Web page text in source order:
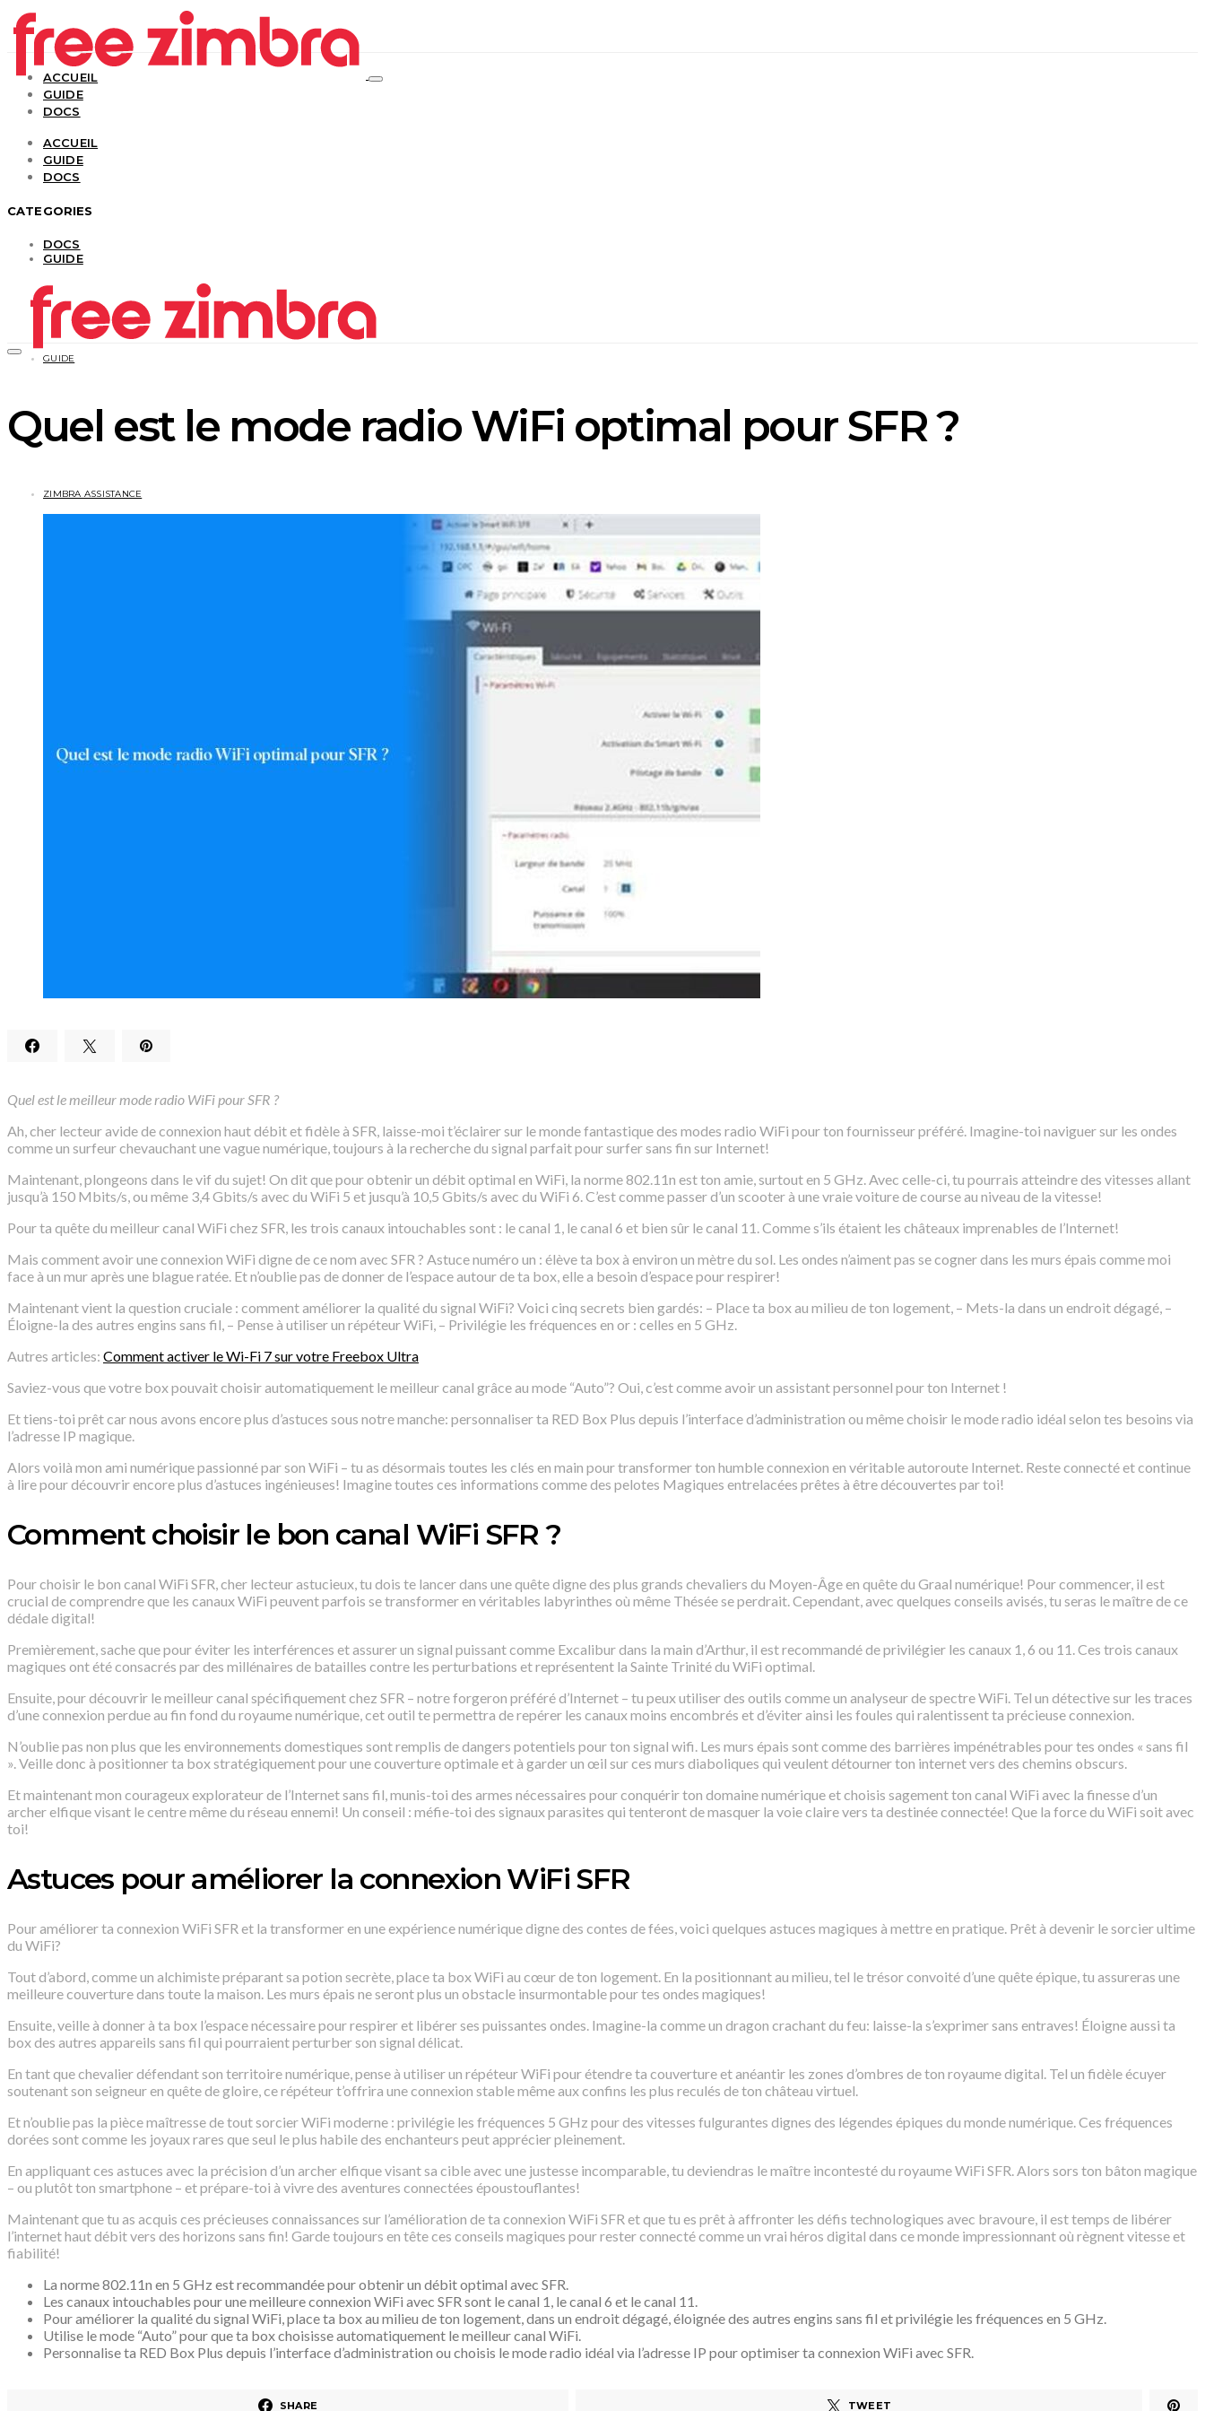
ACCUEIL
GUIDE
DOCS
ACCUEIL
GUIDE
DOCS
CATEGORIES
DOCS
GUIDE
GUIDE
Quel est le mode radio WiFi optimal pour SFR ?
ZIMBRA ASSISTANCE
Quel est le meilleur mode radio WiFi pour SFR ?
Ah, cher lecteur avide de connexion haut débit et fidèle à SFR, laisse-moi t’éclairer sur le monde fantastique des modes radio WiFi pour ton fournisseur préféré. Imagine-toi naviguer sur les ondes
comme un surfeur chevauchant une vague numérique, toujours à la recherche du signal parfait pour surfer sans fin sur Internet!
Maintenant, plongeons dans le vif du sujet! On dit que pour obtenir un débit optimal en WiFi, la norme 802.11n est ton amie, surtout en 5 GHz. Avec celle-ci, tu pourrais atteindre des vitesses allant
jusqu’à 150 Mbits/s, ou même 3,4 Gbits/s avec du WiFi 5 et jusqu’à 10,5 Gbits/s avec du WiFi 6. C’est comme passer d’un scooter à une vraie voiture de course au niveau de la vitesse!
Pour ta quête du meilleur canal WiFi chez SFR, les trois canaux intouchables sont : le canal 1, le canal 6 et bien sûr le canal 11. Comme s’ils étaient les châteaux imprenables de l’Internet!
Mais comment avoir une connexion WiFi digne de ce nom avec SFR ? Astuce numéro un : élève ta box à environ un mètre du sol. Les ondes n’aiment pas se cogner dans les murs épais comme moi
face à un mur après une blague ratée. Et n’oublie pas de donner de l’espace autour de ta box, elle a besoin d’espace pour respirer!
Maintenant vient la question cruciale : comment améliorer la qualité du signal WiFi? Voici cinq secrets bien gardés: – Place ta box au milieu de ton logement, – Mets-la dans un endroit dégagé, –
Éloigne-la des autres engins sans fil, – Pense à utiliser un répéteur WiFi, – Privilégie les fréquences en or : celles en 5 GHz.
Autres articles: Comment activer le Wi-Fi 7 sur votre Freebox Ultra
Saviez-vous que votre box pouvait choisir automatiquement le meilleur canal grâce au mode “Auto”? Oui, c’est comme avoir un assistant personnel pour ton Internet !
Et tiens-toi prêt car nous avons encore plus d’astuces sous notre manche: personnaliser ta RED Box Plus depuis l’interface d’administration ou même choisir le mode radio idéal selon tes besoins via
l’adresse IP magique.
Alors voilà mon ami numérique passionné par son WiFi – tu as désormais toutes les clés en main pour transformer ton humble connexion en véritable autoroute Internet. Reste connecté et continue
à lire pour découvrir encore plus d’astuces ingénieuses! Imagine toutes ces informations comme des pelotes Magiques entrelacées prêtes à être découvertes par toi!
Comment choisir le bon canal WiFi SFR ?
Pour choisir le bon canal WiFi SFR, cher lecteur astucieux, tu dois te lancer dans une quête digne des plus grands chevaliers du Moyen-Âge en quête du Graal numérique! Pour commencer, il est
crucial de comprendre que les canaux WiFi peuvent parfois se transformer en véritables labyrinthes où même Thésée se perdrait. Cependant, avec quelques conseils avisés, tu seras le maître de ce
dédale digital!
Premièrement, sache que pour éviter les interférences et assurer un signal puissant comme Excalibur dans la main d’Arthur, il est recommandé de privilégier les canaux 1, 6 ou 11. Ces trois canaux
magiques ont été consacrés par des millénaires de batailles contre les perturbations et représentent la Sainte Trinité du WiFi optimal.
Ensuite, pour découvrir le meilleur canal spécifiquement chez SFR – notre forgeron préféré d’Internet – tu peux utiliser des outils comme un analyseur de spectre WiFi. Tel un détective sur les traces
d’une connexion perdue au fin fond du royaume numérique, cet outil te permettra de repérer les canaux moins encombrés et d’éviter ainsi les foules qui ralentissent ta précieuse connexion.
N’oublie pas non plus que les environnements domestiques sont remplis de dangers potentiels pour ton signal wifi. Les murs épais sont comme des barrières impénétrables pour tes ondes « sans fil
». Veille donc à positionner ta box stratégiquement pour une couverture optimale et à garder un œil sur ces murs diaboliques qui veulent détourner ton internet vers des chemins obscurs.
Et maintenant mon courageux explorateur de l’Internet sans fil, munis-toi des armes nécessaires pour conquérir ton domaine numérique et choisis sagement ton canal WiFi avec la finesse d’un
archer elfique visant le centre même du réseau ennemi! Un conseil : méfie-toi des signaux parasites qui tenteront de masquer la voie claire vers ta destinée connectée! Que la force du WiFi soit avec
toi!
Astuces pour améliorer la connexion WiFi SFR
Pour améliorer ta connexion WiFi SFR et la transformer en une expérience numérique digne des contes de fées, voici quelques astuces magiques à mettre en pratique. Prêt à devenir le sorcier ultime
du WiFi?
Tout d’abord, comme un alchimiste préparant sa potion secrète, place ta box WiFi au cœur de ton logement. En la positionnant au milieu, tel le trésor convoité d’une quête épique, tu assureras une
meilleure couverture dans toute la maison. Les murs épais ne seront plus un obstacle insurmontable pour tes ondes magiques!
Ensuite, veille à donner à ta box l’espace nécessaire pour respirer et libérer ses puissantes ondes. Imagine-la comme un dragon crachant du feu: laisse-la s’exprimer sans entraves! Éloigne aussi ta
box des autres appareils sans fil qui pourraient perturber son signal délicat.
En tant que chevalier défendant son territoire numérique, pense à utiliser un répéteur WiFi pour étendre ta couverture et anéantir les zones d’ombres de ton royaume digital. Tel un fidèle écuyer
soutenant son seigneur en quête de gloire, ce répéteur t’offrira une connexion stable même aux confins les plus reculés de ton château virtuel.
Et n’oublie pas la pièce maîtresse de tout sorcier WiFi moderne : privilégie les fréquences 5 GHz pour des vitesses fulgurantes dignes des légendes épiques du monde numérique. Ces fréquences
dorées sont comme les joyaux rares que seul le plus habile des enchanteurs peut apprécier pleinement.
En appliquant ces astuces avec la précision d’un archer elfique visant sa cible avec une justesse incomparable, tu deviendras le maître incontesté du royaume WiFi SFR. Alors sors ton bâton magique
– ou plutôt ton smartphone – et prépare-toi à vivre des aventures connectées époustouflantes!
Maintenant que tu as acquis ces précieuses connaissances sur l’amélioration de ta connexion WiFi SFR et que tu es prêt à affronter les défis technologiques avec bravoure, il est temps de libérer
l’internet haut débit vers des horizons sans fin! Garde toujours en tête ces conseils magiques pour rester connecté comme un vrai héros digital dans ce monde impressionnant où règnent vitesse et
fiabilité!
La norme 802.11n en 5 GHz est recommandée pour obtenir un débit optimal avec SFR.
Les canaux intouchables pour une meilleure connexion WiFi avec SFR sont le canal 1, le canal 6 et le canal 11.
Pour améliorer la qualité du signal WiFi, place ta box au milieu de ton logement, dans un endroit dégagé, éloignée des autres engins sans fil et privilégie les fréquences en 5 GHz.
Utilise le mode “Auto” pour que ta box choisisse automatiquement le meilleur canal WiFi.
Personnalise ta RED Box Plus depuis l’interface d’administration ou choisis le mode radio idéal via l’adresse IP pour optimiser ta connexion WiFi avec SFR.
SHARE TWEET